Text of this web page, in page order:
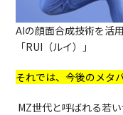
AIの顔面合成技術を活
「RUI（ルイ）」
それでは、今後のメタ
MZ世代と呼ばれる若